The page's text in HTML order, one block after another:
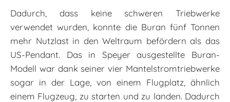
Dadurch, dass keine schweren Triebwerke
verwendet wurden, konnte die Buran fünf Tonnen
mehr Nutzlast in den Weltraum befördern als das
US-Pendant. Das in Speyer ausgestellte Buran-
Modell war dank seiner vier Mantelstromtriebwerke
sogar in der Lage, von einem Flugplatz, ähnlich
einem Flugzeug, zu starten und zu landen. Dadurch